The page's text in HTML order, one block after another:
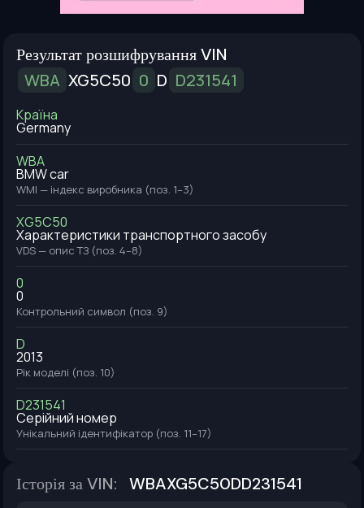
Результат розшифрування VIN
WBA XG5C50 0 D D231541
Країна
Germany
WBA
BMW car
WMI — індекс виробника (поз. 1–3)
XG5C50
Характеристики транспортного засобу
VDS — опис ТЗ (поз. 4–8)
0
0
Контрольний символ (поз. 9)
D
2013
Рік моделі (поз. 10)
D231541
Серійний номер
Унікальний ідентифікатор (поз. 11–17)
Історія за VIN: WBAXG5C50DD231541